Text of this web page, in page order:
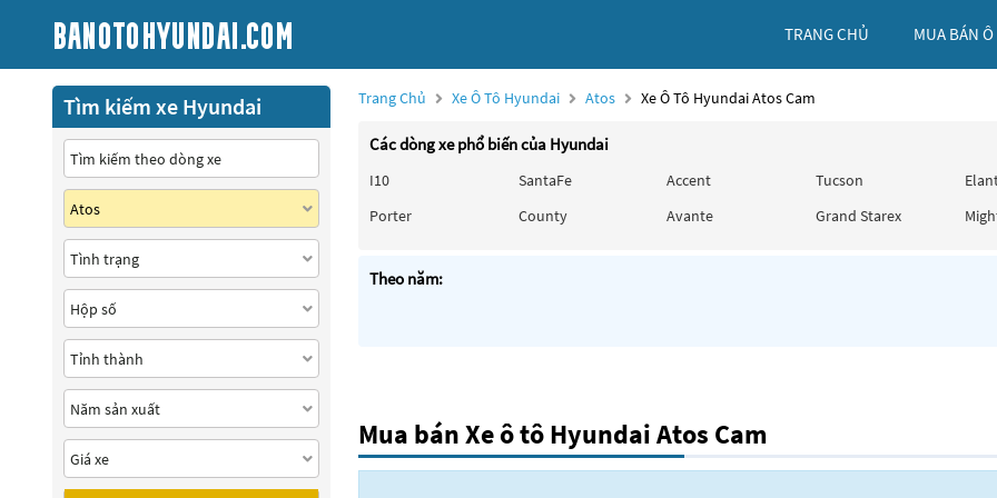
TRANG CHỦ MUA BÁN
Trang Chủ Xe Ô Tô Hyundai Atos Xe Ô Tô Hyundai Atos Cam
Các dòng xe phổ biến của Hyundai
I10 SantaFe Accent Tucson
Porter
County Avante Grand Starex
Theo năm:
Mua bán Xe ô tô Hyundai Atos Cam
Tìm kiếm xe Hyundai